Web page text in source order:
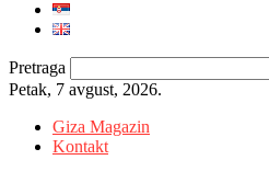
Pretraga
Petak, 7 avgust, 2026.
Giza Magazin
Kontakt